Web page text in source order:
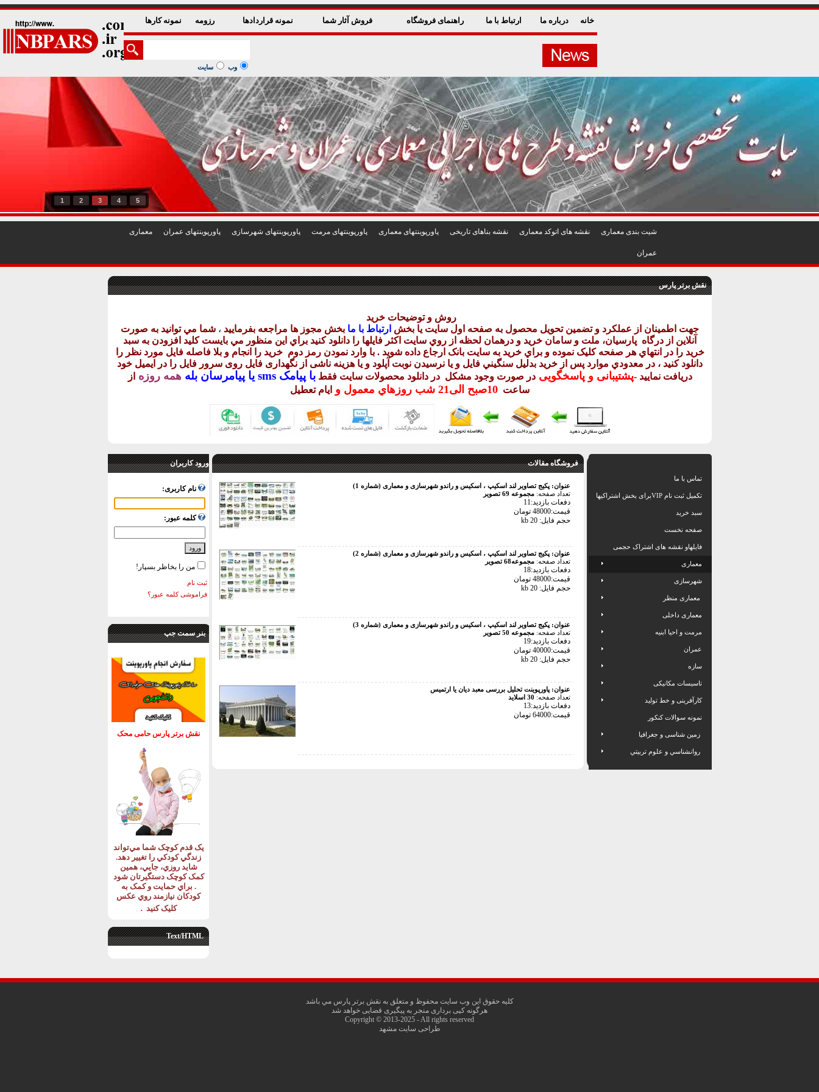
خانه درباره ما ارتباط با ما راهنمای فروشگاه فروش آثار شما نمونه قراردادها رزومه نمونه کارها
وب سایت
1 2 3 4 5
شيت بندی معماری نقشه های اتوکد معماری نقشه بناهای تاريخی پاورپوينتهای معماری پاورپوينتهای مرمت پاورپوينتهای شهرسازی پاورپوينتهای عمران معماری
عمران
نقش برتر پارس
روش و توضيحات خريد
جهت اطمينان از عملکرد و تضمين تحويل محصول به صفحه اول سايت يا بخش ارتباط با ما بخش مجوز ها مراجعه بفرماييد ، شما مي توانيد به صورت
آنلاين از درگاه پارسيان، ملت و سامان خريد و درهمان لحظه از روي سايت اکثر فايلها را دانلود کنيد براي اين منظور مي بايست کليد افزودن به سبد
خريد را در انتهاي هر صفحه کليک نموده و براي خريد به سايت بانک ارجاع داده شويد . با وارد نمودن رمز دوم خريد را انجام و بلا فاصله فايل مورد نظر را
دانلود کنيد ، در معدودي موارد پس از خريد بدليل سنگيني فايل و يا نرسيدن نوبت آپلود و يا هزينه ناشی از نگهداری فايل روی سرور فايل را در ايميل خود
دريافت نماييد -پشتيبانی و پاسخگويیدر صورت وجود مشکل در دانلود محصولات سايت فقطباپيامک sms يا پيامرسان بله همه روزه از
ساعت 10صبح الی21 شب روزهاي معمول و ايام تعطيل
ورود کاربران
نام کاربری:
کلمه عبور:
من را بخاطر بسپار!
ثبت نام
فراموشی کلمه عبور؟
بنر سمت جپ
نقش برتر پارس حامی محک
يک قدم کوچک شما مي‌تواند
زندگي کودکي را تغيير دهد.
شايد روزي، جايي، همين
کمک کوچک دستگيرتان شود
. براي حمايت و کمک به
کودکان نيازمند روي عکس
کليک کنيد .
Text/HTML
فروشگاه مقالات
عنوان: پکیج تصاویر لند اسکیپ ، اسکیس و راندو شهرسازی و معماری (شماره 1)
تعداد صفحه: مجموعه 69 تصویر
دفعات بازدید:11
قیمت:48000 تومان
حجم فایل: 20 kb
عنوان: پکیج تصاویر لند اسکیپ ، اسکیس و راندو شهرسازی و معماری (شماره 2)
تعداد صفحه: مجموعه68 تصویر
دفعات بازدید:18
قیمت:48000 تومان
حجم فایل: 20 kb
عنوان: پکیج تصاویر لند اسکیپ ، اسکیس و راندو شهرسازی و معماری (شماره 3)
تعداد صفحه: مجموعه 50 تصویر
دفعات بازدید:19
قیمت:40000 تومان
حجم فایل: 20 kb
عنوان: پاورپوینت تحلیل بررسی معبد دیان یا ارتمیس
تعداد صفحه: 30 اسلاید
دفعات بازدید:13
قیمت:64000 تومان
تماس با ما
تکمیل ثبت نام VIPبرای بخش اشتراکیها
سبد خرید
صفحه نخست
فایلهاو نقشه های اشتراک حجمی
معماری
شهرسازی
معماری منظر
معماری داخلی
مرمت و احیا ابنیه
عمران
سازه
تاسیسات مکانیکی
کارآفرینی و خط تولید
نمونه سوالات کنکور
زمین شناسی و جغرافیا
روانشناسي و علوم تربيتي
کليه حقوق اين وب سايت محفوظ و متعلق به نقش برتر پارس مي باشد
هرگونه کپی برداری منجر به پیگیری قضایی خواهد شد
Copyright © 2013-2025 - All rights reserved
طراحی سایت مشهد